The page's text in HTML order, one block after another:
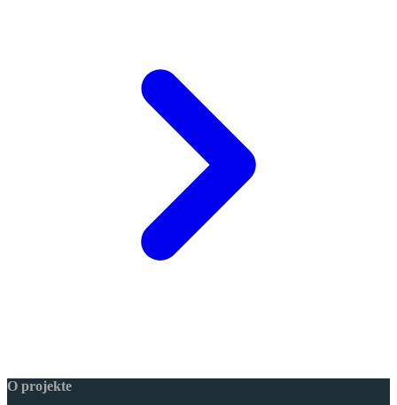
O projekte